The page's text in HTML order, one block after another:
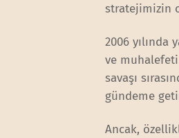
stratejimizin
2006 yılında
ve muhalefeti
savaşı
gündeme
Ancak,